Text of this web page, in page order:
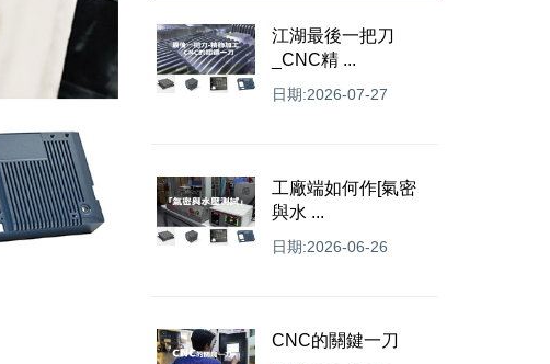
江湖最後一把刀
_CNC精 ...
日期:2026-07-27
工廠端如何作[氣密
與水 ...
日期:2026-06-26
CNC的關鍵一刀